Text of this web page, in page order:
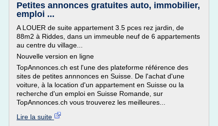
Petites annonces gratuites auto, immobilier,
emploi ...
A LOUER de suite appartement 3.5 pces rez jardin, de
88m2 à Riddes, dans un immeuble neuf de 6 appartements
au centre du village...
Nouvelle version en ligne
TopAnnonces.ch est l'une des plateforme référence des
sites de petites annnonces en Suisse. De l'achat d'une
voiture, à la location d'un appartement en Suisse ou la
recherche d'un emploi en Suisse Romande, sur
TopAnnonces.ch vous trouverez les meilleures...
Lire la suite